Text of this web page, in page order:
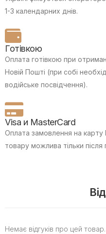
1-3 календарних днів.
Готівкою
Оплата готівкою при
Новій Пошті (при собі
водійське посвідчення).
Visa и MasterCard
Оплата замовлення на карту
товару можлива тільки
Немає відгуків про цей товар.